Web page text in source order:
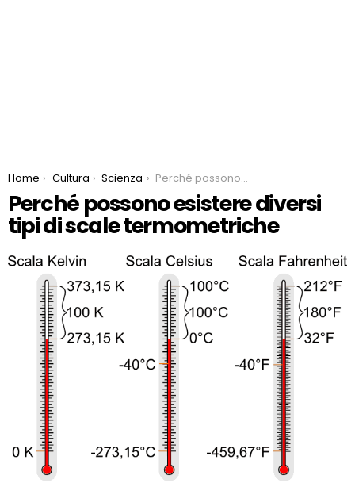
You are here:
Home Cultura Scienza Perché possono esistere diversi tipi di scale termometriche
Perché possono esistere diversi
tipi di scale termometriche